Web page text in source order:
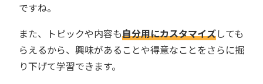
ですね。
また、トピックや内容も自分用にカスタマイズしても
らえるから、興味があることや得意なことをさらに掘
り下げて学習できます。